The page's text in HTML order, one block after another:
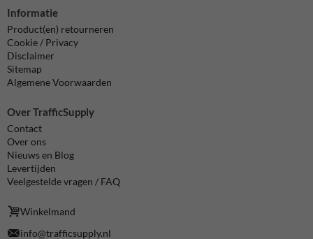
Informatie
Product(en) retourneren
Cookie / Privacy
Disclaimer
Sitemap
Algemene Voorwaarden
Over TrafficSupply
Contact
Over ons
Nieuws en Blog
Levertijden
Veelgestelde vragen / FAQ
Winkelmand
info@trafficsupply.nl